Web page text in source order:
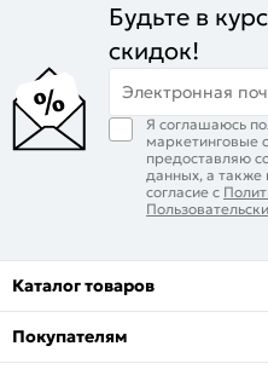
Будьте в
скидок!
Электронная
Я соглашаюсь
маркетинговые
предоставляю
данных, а
согласие с
Каталог товаров
Покупателям